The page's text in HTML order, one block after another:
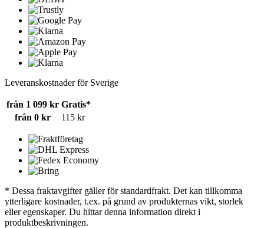
Leveranskostnader för Sverige
från 1 099 kr Gratis*
från 0 kr
115 kr
* Dessa fraktavgifter gäller för standardfrakt. Det kan tillkomma
ytterligare kostnader, t.ex. på grund av produkternas vikt, storlek
eller egenskaper. Du hittar denna information direkt i
produktbeskrivningen.